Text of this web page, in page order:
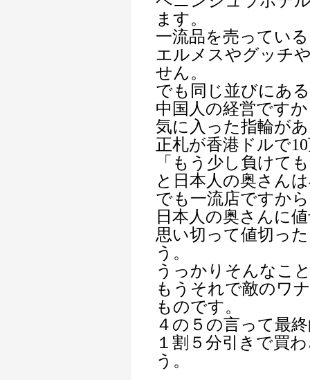
ます。
一流品を売ってい
エルメスやグッチ
せん。
でも同じ並びにあ
中国人の経営です
気に入った指輪が
正札が香港ドルで
「もう少し負けて
と日本人の奥さん
でも一流店ですから
日本人の奥さんに
思い切って値切っ
う。
うっかりそんなこ
もうそれで敵のワ
ものです。
４の５の言って最
１割５分引きで買
う。